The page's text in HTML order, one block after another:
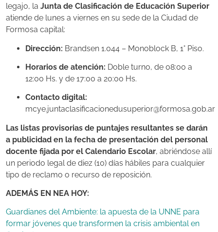
legajo, la Junta de Clasificación de Educación Superior
atiende de lunes a viernes en su sede de la Ciudad de
Formosa capital:
Dirección: Brandsen 1.044 – Monoblock B, 1° Piso.
Horarios de atención: Doble turno, de 08:00 a
12:00 Hs. y de 17:00 a 20:00 Hs.
Contacto digital:
mcye.juntaclasificacionedusuperior@formosa.gob.ar
Las listas provisorias de puntajes resultantes se darán
a publicidad en la fecha de presentación del personal
docente fijada por el Calendario Escolar, abriéndose allí
un periodo legal de diez (10) días hábiles para cualquier
tipo de reclamo o recurso de reposición.
ADEMÁS EN NEA HOY:
Guardianes del Ambiente: la apuesta de la UNNE para
formar jóvenes que transformen la crisis ambiental en